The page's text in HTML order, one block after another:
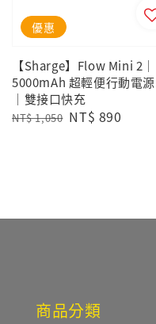
優惠
【Sharge】Flow Mini 2｜
5000mAh 超輕便行動電源
｜雙接口快充
Regular
NT$ 1,050 Sale
NT$ 890
商品分類